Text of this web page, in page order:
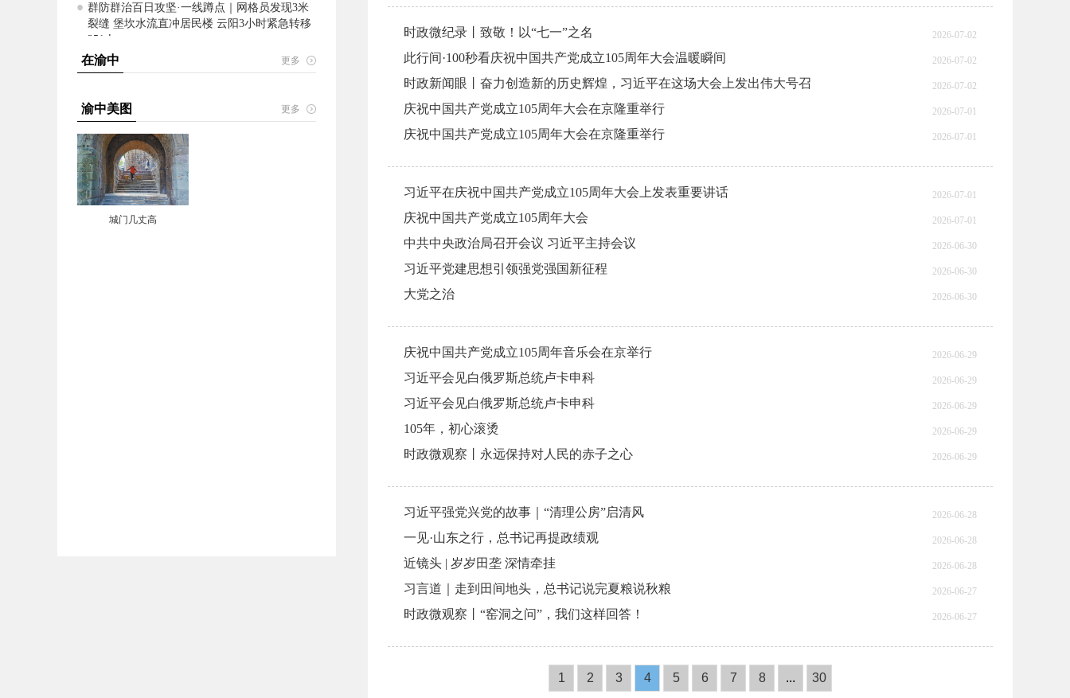
时政微纪录丨致敬！以“七一”之名 2026-07-02
此行间·100秒看庆祝中国共产党成立105周年大会温暖瞬间 2026-07-02
时政新闻眼丨奋力创造新的历史辉煌，习近平在这场大会上发出伟大号召 2026-07-02
庆祝中国共产党成立105周年大会在京隆重举行 2026-07-01
庆祝中国共产党成立105周年大会在京隆重举行 2026-07-01
习近平在庆祝中国共产党成立105周年大会上发表重要讲话 2026-07-01
庆祝中国共产党成立105周年大会 2026-07-01
中共中央政治局召开会议 习近平主持会议 2026-06-30
习近平党建思想引领强党强国新征程 2026-06-30
大党之治 2026-06-30
庆祝中国共产党成立105周年音乐会在京举行 2026-06-29
习近平会见白俄罗斯总统卢卡申科 2026-06-29
习近平会见白俄罗斯总统卢卡申科 2026-06-29
105年，初心滚烫 2026-06-29
时政微观察丨永远保持对人民的赤子之心 2026-06-29
习近平强党兴党的故事｜“清理公房”启清风 2026-06-28
一见·山东之行，总书记再提政绩观 2026-06-28
近镜头 | 岁岁田垄 深情牵挂 2026-06-28
习言道｜走到田间地头，总书记说完夏粮说秋粮 2026-06-27
时政微观察丨“窑洞之问”，我们这样回答！ 2026-06-27
1 2 3 4 5 6 7 8 ... 30